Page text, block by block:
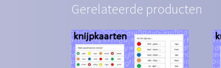
Gerelateerde producten